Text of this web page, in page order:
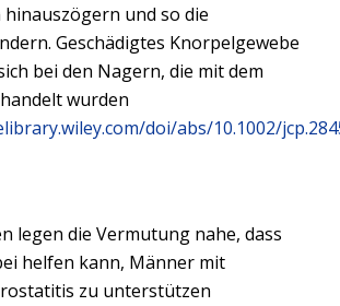
und so die
Geschädigtes Knorpelgewebe
bei den Nagern, die mit dem
wurden
doi/abs/10.1002/
legen die Vermutung nahe, dass
helfen kann, Männer mit
zu unterstützen